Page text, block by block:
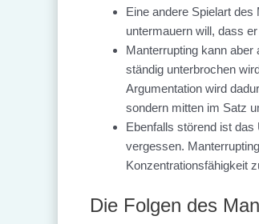
Eine andere Spielart
untermauern will, dass
Manterrupting kann
ständig unterbrochen
Argumentation wird
sondern mitten im Satz
Ebenfalls störend ist
vergessen.
Konzentrationsfähigkeit
Die Folgen des